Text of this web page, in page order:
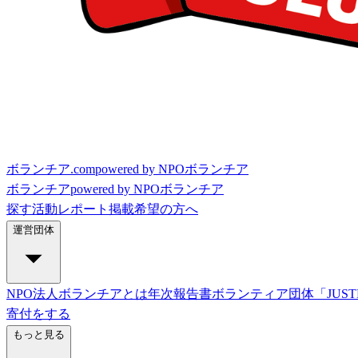
ボランチア.compowered by NPOボランチア
ボランチアpowered by NPOボランチア
探す活動レポート 掲載希望の方へ
運営団体
NPO法人ボランチアとは年次報告書ボランティア団体「
寄付をする
もっと見る